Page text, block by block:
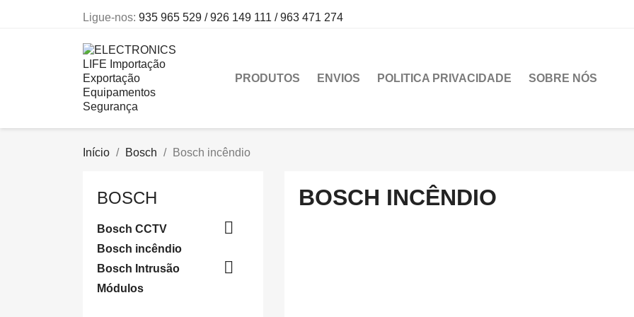
Ligue-nos: 935 965 529 / 926 149 111 / 963 471 274
PRODUTOS ENVIOS POLITICA PRIVACIDADE SOBRE NÓS
Início Bosch Bosch incêndio
BOSCH
Bosch CCTV 
Bosch incêndio
Bosch Intrusão

Módulos
BOSCH INCÊNDIO